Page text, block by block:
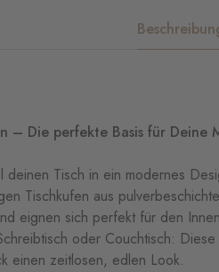
– Die perfekte Basis für Deine
deinen Tisch in ein modernes
Tischkufen aus
eignen sich perfekt für den
oder Couchtisch:
einen zeitlosen, edlen Look.